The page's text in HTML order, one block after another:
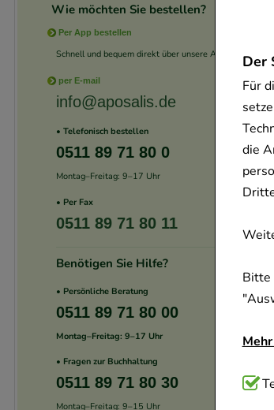
Der
Für
die
Bitte
Wie möchten Sie bestellen?
Per App bestellen
Schnell und bequem direkt über unsere App.
per E-mail
info@aposalis.de
• Telefonisch bestellen
0511 89 71 80 0
Montag–Freitag: 9–17 Uhr
• Per Fax
0511 89 71 80 11
Benötigen Sie Hilfe?
• Persönliche Beratung
0511 89 71 80 00
Montag–Freitag: 9–17 Uhr
• Fragen zur Buchhaltung
0511 89 71 80 30
Montag–Freitag: 9–15 Uhr